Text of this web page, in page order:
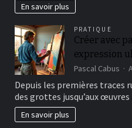
En savoir plus
PRATIQUE
Créer avec
expression
Pascal Cabus
Depuis les premières traces
des grottes jusqu’aux
En savoir plus